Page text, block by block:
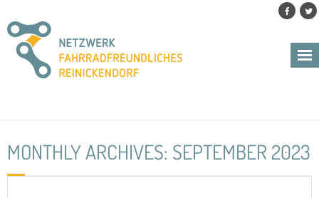
to
content
MONTHLY ARCHIVES: SEPTEMBER 2023